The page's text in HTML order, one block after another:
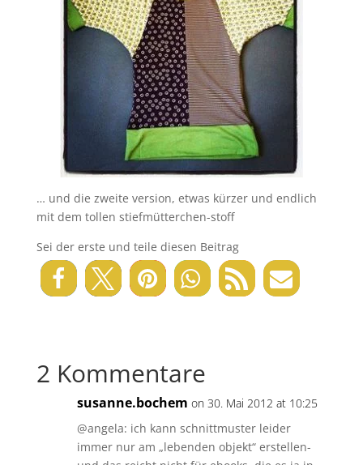
… und die zweite version, etwas kürzer und endlich
mit dem tollen stiefmütterchen-stoff
Sei der erste und teile diesen Beitrag
2 Kommentare
susanne.bochem on 30. Mai 2012 at 10:25
@angela: ich kann schnittmuster leider
immer nur am „lebenden objekt“ erstellen-